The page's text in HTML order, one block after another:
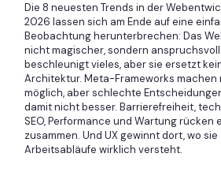
Die 8 neuesten Trends in der
2026 lassen sich am Ende auf eine
Beobachtung herunterbrechen: Das
nicht magischer, sondern
beschleunigt vieles, aber sie ersetzt
Architektur. Meta-Frameworks machen
möglich, aber schlechte
damit nicht besser. Barrierefreiheit,
SEO, Performance und Wartung rücken
zusammen. Und UX gewinnt dort, wo sie
Arbeitsabläufe wirklich versteht.